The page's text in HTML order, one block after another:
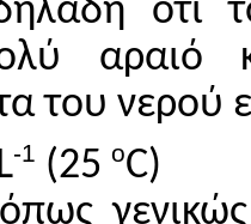
ότι
αραιό
του νερού
-1 (25 oC)